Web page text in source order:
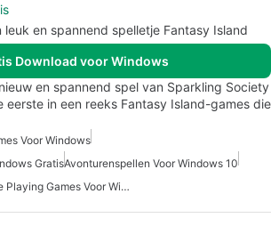
leuk en spannend spelletje Fantasy Island
Download voor Windows
en spannend spel van Sparkling Society
eerste in een reeks Fantasy Island-games die
Voor Windows
GratisAvonturenspellen Voor Windows 10
Fantasie Role Playing Games Voor Windows